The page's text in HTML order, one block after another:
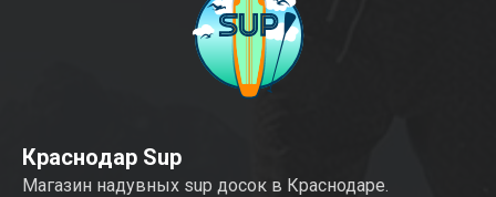
Краснодар Sup
Магазин надувных sup досок в Краснодаре.